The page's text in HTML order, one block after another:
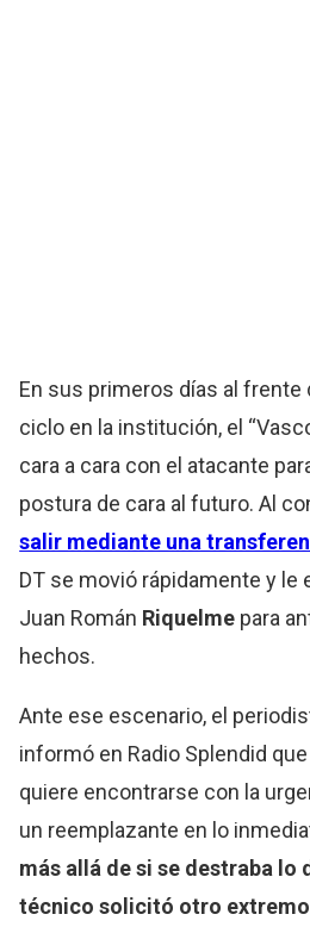
En sus primeros días al
ciclo en la institución, el
cara a cara con el atacante
postura de cara al futuro. Al
salir mediante una
DT se movió rápidamente y le
Juan Román Riquelme para
hechos.
Ante ese escenario, el
informó en Radio Splendid
quiere encontrarse con la
un reemplazante en lo
más allá de si se destraba lo
técnico solicitó otro extremo